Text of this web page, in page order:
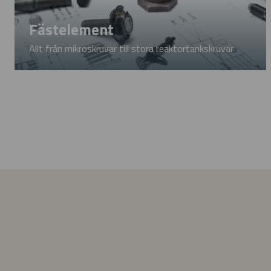
Fästelement
Allt från mikro­skruvar till stora reaktor­tank­skruvar